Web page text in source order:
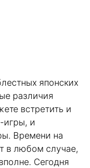
японских
различия
встретить и
игры, и
Времени на
в любом случае,
Сегодня